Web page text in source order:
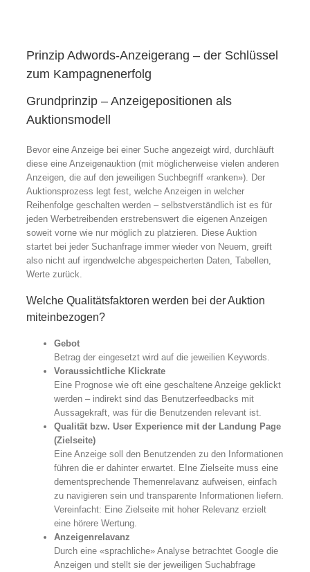
Prinzip Adwords-Anzeigerang – der Schlüssel
zum Kampagnenerfolg
Grundprinzip – Anzeigepositionen als
Auktionsmodell
Bevor eine Anzeige bei einer Suche angezeigt wird, durchläuft
diese eine Anzeigenauktion (mit möglicherweise vielen anderen
Anzeigen, die auf den jeweiligen Suchbegriff «ranken»). Der
Auktionsprozess legt fest, welche Anzeigen in welcher
Reihenfolge geschalten werden – selbstverständlich ist es für
jeden Werbetreibenden erstrebenswert die eigenen Anzeigen
soweit vorne wie nur möglich zu platzieren. Diese Auktion
startet bei jeder Suchanfrage immer wieder von Neuem, greift
also nicht auf irgendwelche abgespeicherten Daten, Tabellen,
Werte zurück.
Welche Qualitätsfaktoren werden bei der Auktion
miteinbezogen?
Gebot
Betrag der eingesetzt wird auf die jeweilien Keywords.
Voraussichtliche Klickrate
Eine Prognose wie oft eine geschaltene Anzeige geklickt
werden – indirekt sind das Benutzerfeedbacks mit
Aussagekraft, was für die Benutzenden relevant ist.
Qualität bzw. User Experience mit der Landung Page
(Zielseite)
Eine Anzeige soll den Benutzenden zu den Informationen
führen die er dahinter erwartet. EIne Zielseite muss eine
dementsprechende Themenrelavanz aufweisen, einfach
zu navigieren sein und transparente Informationen liefern.
Vereinfacht: Eine Zielseite mit hoher Relevanz erzielt
eine hörere Wertung.
Anzeigenrelavanz
Durch eine «sprachliche» Analyse betrachtet Google die
Anzeigen und stellt sie der jeweiligen Suchabfrage